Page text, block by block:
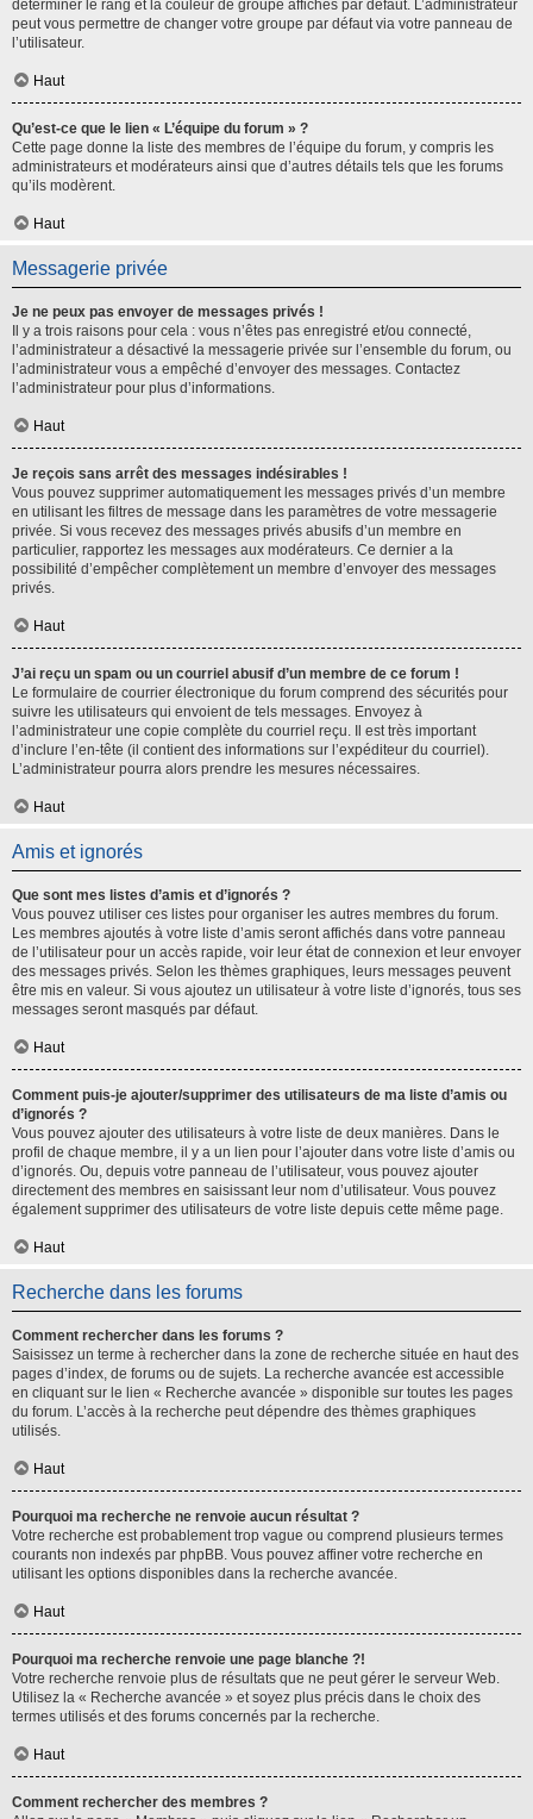
déterminer le rang et la couleur de groupe affichés par défaut. L’administrateur
peut vous permettre de changer votre groupe par défaut via votre panneau de
l’utilisateur.
Haut
Qu’est-ce que le lien « L’équipe du forum » ?
Cette page donne la liste des membres de l’équipe du forum, y compris les
administrateurs et modérateurs ainsi que d’autres détails tels que les forums
qu’ils modèrent.
Haut
Messagerie privée
Je ne peux pas envoyer de messages privés !
Il y a trois raisons pour cela : vous n’êtes pas enregistré et/ou connecté,
l’administrateur a désactivé la messagerie privée sur l’ensemble du forum, ou
l’administrateur vous a empêché d’envoyer des messages. Contactez
l’administrateur pour plus d’informations.
Haut
Je reçois sans arrêt des messages indésirables !
Vous pouvez supprimer automatiquement les messages privés d’un membre
en utilisant les filtres de message dans les paramètres de votre messagerie
privée. Si vous recevez des messages privés abusifs d’un membre en
particulier, rapportez les messages aux modérateurs. Ce dernier a la
possibilité d’empêcher complètement un membre d’envoyer des messages
privés.
Haut
J’ai reçu un spam ou un courriel abusif d’un membre de ce forum !
Le formulaire de courrier électronique du forum comprend des sécurités pour
suivre les utilisateurs qui envoient de tels messages. Envoyez à
l’administrateur une copie complète du courriel reçu. Il est très important
d’inclure l’en-tête (il contient des informations sur l’expéditeur du courriel).
L’administrateur pourra alors prendre les mesures nécessaires.
Haut
Amis et ignorés
Que sont mes listes d’amis et d’ignorés ?
Vous pouvez utiliser ces listes pour organiser les autres membres du forum.
Les membres ajoutés à votre liste d’amis seront affichés dans votre panneau
de l’utilisateur pour un accès rapide, voir leur état de connexion et leur envoyer
des messages privés. Selon les thèmes graphiques, leurs messages peuvent
être mis en valeur. Si vous ajoutez un utilisateur à votre liste d’ignorés, tous ses
messages seront masqués par défaut.
Haut
Comment puis-je ajouter/supprimer des utilisateurs de ma liste d’amis ou
d’ignorés ?
Vous pouvez ajouter des utilisateurs à votre liste de deux manières. Dans le
profil de chaque membre, il y a un lien pour l’ajouter dans votre liste d’amis ou
d’ignorés. Ou, depuis votre panneau de l’utilisateur, vous pouvez ajouter
directement des membres en saisissant leur nom d’utilisateur. Vous pouvez
également supprimer des utilisateurs de votre liste depuis cette même page.
Haut
Recherche dans les forums
Comment rechercher dans les forums ?
Saisissez un terme à rechercher dans la zone de recherche située en haut des
pages d’index, de forums ou de sujets. La recherche avancée est accessible
en cliquant sur le lien « Recherche avancée » disponible sur toutes les pages
du forum. L’accès à la recherche peut dépendre des thèmes graphiques
utilisés.
Haut
Pourquoi ma recherche ne renvoie aucun résultat ?
Votre recherche est probablement trop vague ou comprend plusieurs termes
courants non indexés par phpBB. Vous pouvez affiner votre recherche en
utilisant les options disponibles dans la recherche avancée.
Haut
Pourquoi ma recherche renvoie une page blanche ?!
Votre recherche renvoie plus de résultats que ne peut gérer le serveur Web.
Utilisez la « Recherche avancée » et soyez plus précis dans le choix des
termes utilisés et des forums concernés par la recherche.
Haut
Comment rechercher des membres ?